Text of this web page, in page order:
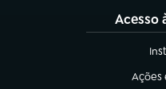
Acesso
Ações
(abre